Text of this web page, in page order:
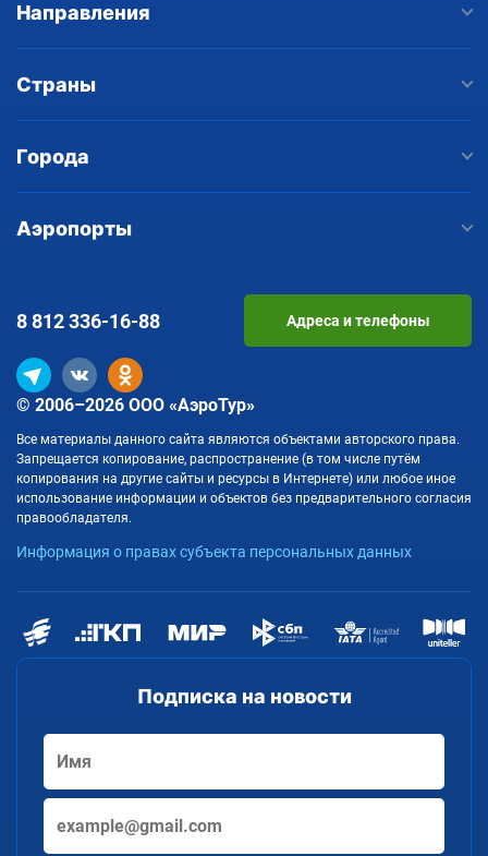
Направления
Страны
Города
Аэропорты
Подписка на новости
© 2006–2026 ООО «АэроТур»
Все материалы данного сайта являются объектами авторского права.
Запрещается копирование, распространение (в том числе путём
копирования на другие сайты и ресурсы в Интернете) или любое иное
использование информации и объектов без предварительного согласия
правообладателя.
Информация о правах субъекта персональных данных
8 812336-16-88 Адреса и телефоны